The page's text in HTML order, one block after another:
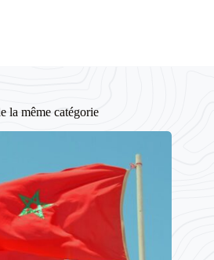
la même catégorie